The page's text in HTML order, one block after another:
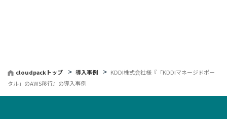
cloudpackトップ 導入事例
KDDI株式会社様『「KDDIマネージドポー
タル」のAWS移行』の導入事例